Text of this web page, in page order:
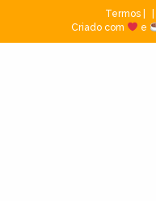
Termos
Criado com
e